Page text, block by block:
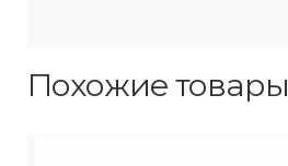
Похожие товары